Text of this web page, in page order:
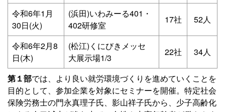
令和6年1月
30日(火)
(浜田)いわみーる401・
402研修室
17社 52人
令和6年2月8
日(木)
(松江)くにびきメッセ
大展示場1/3
22社 34人
第１部では、より良い就労環境づくりを進めていくことを
目的として、参加企業を対象にセミナーを開催。特定社会
保険労務士の門永真理子氏、影山祥子氏から、少子高齢化